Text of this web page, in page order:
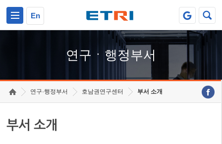
En
연구ㆍ행정부서
연구·행정부서 호남권연구센터 부서 소개
부서 소개